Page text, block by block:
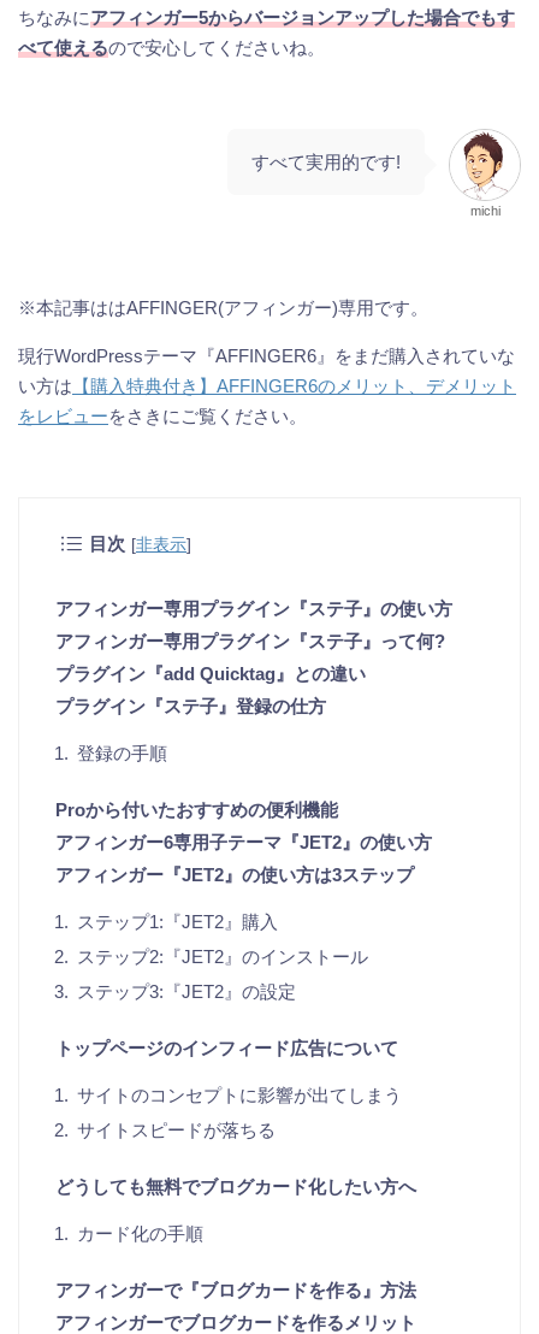
ちなみにアフィンガー5からバージョンアップした場合でもす
べて使えるので安心してくださいね。
すべて実用的です!
michi
※本記事ははAFFINGER(アフィンガー)専用です。
現行WordPressテーマ『AFFINGER6』をまだ購入されていな
い方は 【購入特典付き】AFFINGER6のメリット、デメリット
をレビューをさきにご覧ください。
目次 [非表示]
アフィンガー専用プラグイン『ステ子』の使い方
アフィンガー専用プラグイン『ステ子』って何?
プラグイン『add Quicktag』との違い
プラグイン『ステ子』登録の仕方
登録の手順
Proから付いたおすすめの便利機能
アフィンガー6専用子テーマ『JET2』の使い方
アフィンガー『JET2』の使い方は3ステップ
ステップ1:『JET2』購入
ステップ2:『JET2』のインストール
ステップ3:『JET2』の設定
トップページのインフィード広告について
サイトのコンセプトに影響が出てしまう
サイトスピードが落ちる
どうしても無料でブログカード化したい方へ
カード化の手順
アフィンガーで『ブログカードを作る』方法
アフィンガーでブログカードを作るメリット